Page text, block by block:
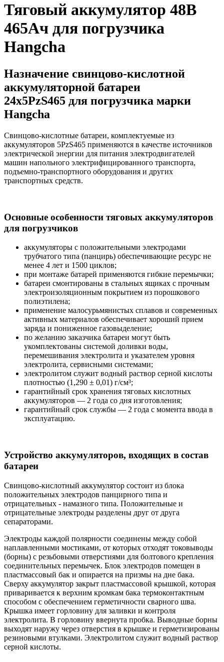
Тяговый аккумулятор 48В
465Ач для погрузчика
Hangcha
Назначение свинцово-кислотной
аккумуляторной батареи
24х5PzS465 для погрузчика марки
Hangcha
Свинцово-кислотные батареи, комплектуемые из
аккумуляторов 5PzS465 применяются в качестве источников
электрической энергии для питания электродвигателей
машин напольного электрифицированного транспорта,
подъемно-транспортного оборудования и других
транспортных средств.
Основные особенности тяговых аккумуляторов
для погрузчиков
аккумуляторы с положительными электродами
трубчатого типа (панцирь) обеспечивающие ресурс не
менее 4 лет и 1500 циклов;
при монтаже батарей применяются гибкие перемычки;
батареи смонтированы в стальных ящиках с прочным
электроизоляционным покрытием из порошкового
полиэтилена;
применение малосурьмянистых сплавов и современных
активных материалов обеспечивает хороший прием
заряда и пониженное газовыделение;
по желанию заказчика батареи могут быть
укомплектованы системой доливки воды,
перемешивания электролита и указателем уровня
электролита, сервисными системами;
электролитом служит водный раствор серной кислоты
плотностью (1,290 ± 0,01) г/см³;
гарантийный срок хранения тяговых кислотных
аккумуляторов — 2 года со дня изготовления;
гарантийный срок службы — 2 года с момента ввода в
эксплуатацию.
Устройство аккумуляторов, входящих в состав
батареи
Свинцово-кислотный аккумулятор состоит из блока
положительных электродов панцирного типа и
отрицательных - намазного типа. Положительные и
отрицательные электроды разделены друг от друга
сепараторами.
Электроды каждой полярности соединены между собой
наплавленными мостиками, от которых отходят токовыводы
(борны) с резьбовыми отверстиями для болтового крепления
соединительных перемычек. Блок электродов помещен в
пластмассовый бак и опирается на призмы на дне бака.
Сверху аккумулятор закрыт пластмассовой крышкой, которая
приваривается к верхним кромкам бака термоконтактным
способом с обеспечением герметичности сварного шва.
Крышка имеет горловину для заливки и контроля
электролита. В горловину ввернута пробка. Выводные борны
выходят наружу через отверстия в крышке и герметизированы
резиновыми втулками. Электролитом служит водный раствор
серной кислоты.